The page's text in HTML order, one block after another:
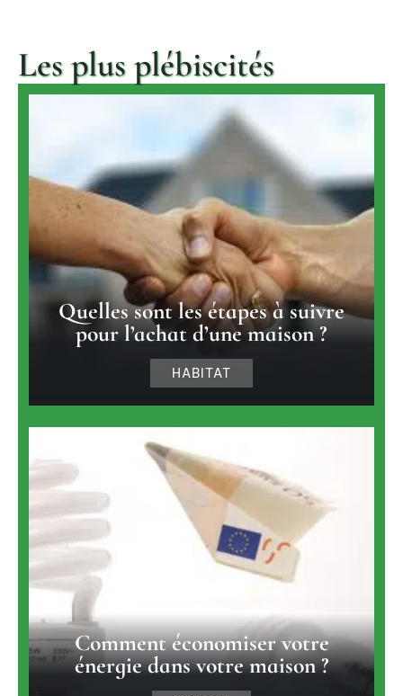
Les plus plébiscités
Quelles sont les étapes à suivre
pour l’achat d’une maison ?
HABITAT
Comment économiser votre
énergie dans votre maison ?